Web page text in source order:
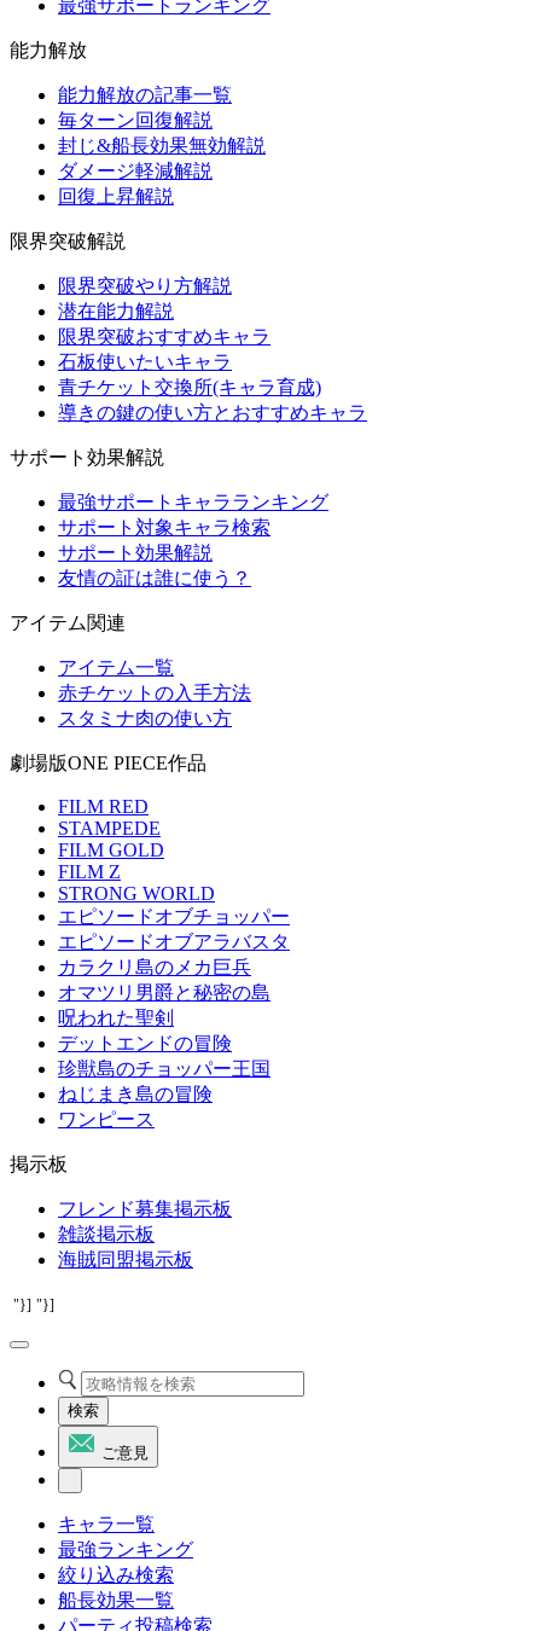
最強サポートランキング
能力解放
能力解放の記事一覧
毎ターン回復解説
封じ&船長効果無効解説
ダメージ軽減解説
回復上昇解説
限界突破解説
限界突破やり方解説
潜在能力解説
限界突破おすすめキャラ
石板使いたいキャラ
青チケット交換所(キャラ育成)
導きの鍵の使い方とおすすめキャラ
サポート効果解説
最強サポートキャラランキング
サポート対象キャラ検索
サポート効果解説
友情の証は誰に使う？
アイテム関連
アイテム一覧
赤チケットの入手方法
スタミナ肉の使い方
劇場版ONE PIECE作品
FILM RED
STAMPEDE
FILM GOLD
FILM Z
STRONG WORLD
エピソードオブチョッパー
エピソードオブアラバスタ
カラクリ島のメカ巨兵
オマツリ男爵と秘密の島
呪われた聖剣
デットエンドの冒険
珍獣島のチョッパー王国
ねじまき島の冒険
ワンピース
掲示板
フレンド募集掲示板
雑談掲示板
海賊同盟掲示板
"}] "}]
検索
ご意見
キャラ一覧
最強ランキング
絞り込み検索
船長効果一覧
パーティ投稿検索